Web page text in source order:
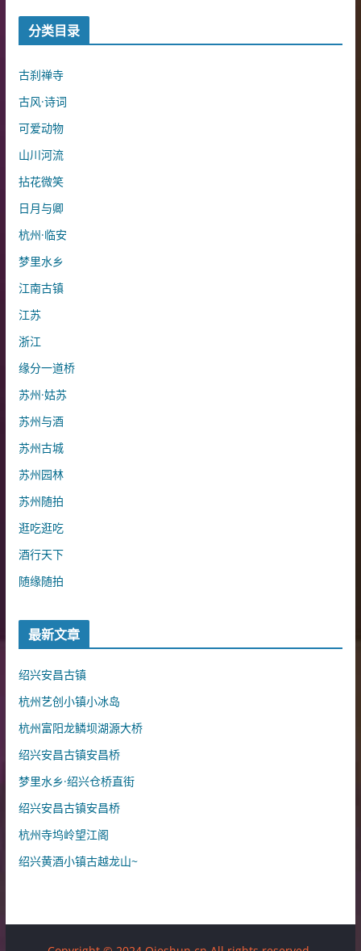
分类目录
古刹禅寺
古风·诗词
可爱动物
山川河流
拈花微笑
日月与卿
杭州·临安
梦里水乡
江南古镇
江苏
浙江
缘分一道桥
苏州·姑苏
苏州与酒
苏州古城
苏州园林
苏州随拍
逛吃逛吃
酒行天下
随缘随拍
最新文章
绍兴安昌古镇
杭州艺创小镇小冰岛
杭州富阳龙鳞坝湖源大桥
绍兴安昌古镇安昌桥
梦里水乡·绍兴仓桥直街
绍兴安昌古镇安昌桥
杭州寺坞岭望江阁
绍兴黄酒小镇古越龙山~